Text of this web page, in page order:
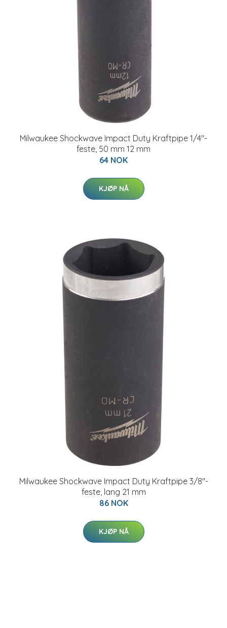
Milwaukee Shockwave Impact Duty Kraftpipe 1/4"-
feste, 50 mm 12 mm
64 NOK
KJØP NÅ
Milwaukee Shockwave Impact Duty Kraftpipe 3/8"-
feste, lang 21 mm
86 NOK
KJØP NÅ